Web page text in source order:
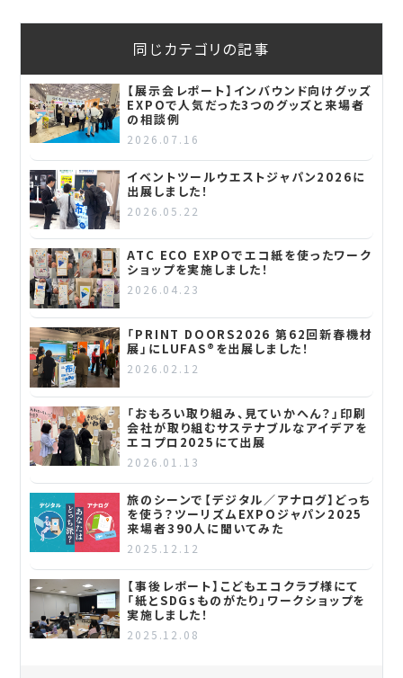
同じカテゴリの記事
【展示会レポート】インバウンド向けグッズ
EXPOで人気だった3つのグッズと来場者
の相談例
2026.07.16
イベントツールウエストジャパン2026に
出展しました！
2026.05.22
ATC ECO EXPOでエコ紙を使ったワーク
ショップを実施しました！
2026.04.23
「PRINT DOORS2026 第62回新春機材
展」にLUFAS®を出展しました！
2026.02.12
「おもろい取り組み、見ていかへん？」印刷
会社が取り組むサステナブルなアイデアを
エコプロ2025にて出展
2026.01.13
旅のシーンで【デジタル／アナログ】どっち
を使う？ツーリズムEXPOジャパン2025
来場者390人に聞いてみた
2025.12.12
【事後レポート】こどもエコクラブ様にて
「紙とSDGsものがたり」ワークショップを
実施しました！
2025.12.08